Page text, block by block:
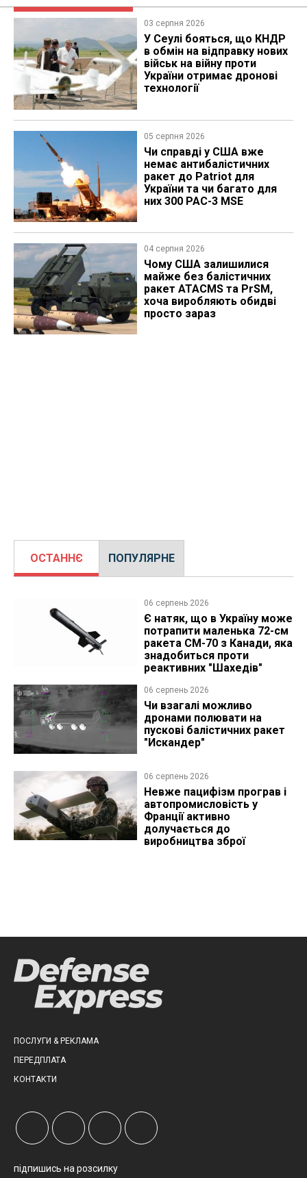
03 серпня 2026
У Сеулі бояться, що КНДР
в обмін на відправку нових
військ на війну проти
України отримає дронові
технології
05 серпня 2026
Чи справді у США вже
немає антибалістичних
ракет до Patriot для
України та чи багато для
них 300 PAC-3 MSE
04 серпня 2026
Чому США залишилися
майже без балістичних
ракет ATACMS та PrSM,
хоча виробляють обидві
просто зараз
ОСТАННЄ ПОПУЛЯРНЕ
06 серпень 2026
Є натяк, що в Україну може
потрапити маленька 72-см
ракета CM-70 з Канади, яка
знадобиться проти
реактивних "Шахедів"
06 серпень 2026
Чи взагалі можливо
дронами полювати на
пускові балістичних ракет
"Искандер"
06 серпень 2026
Невже пацифізм програв і
автопромисловість у
Франції активно
долучається до
виробництва зброї
ПОСЛУГИ & РЕКЛАМА
ПЕРЕДПЛАТА
КОНТАКТИ
підпишись на розсилку